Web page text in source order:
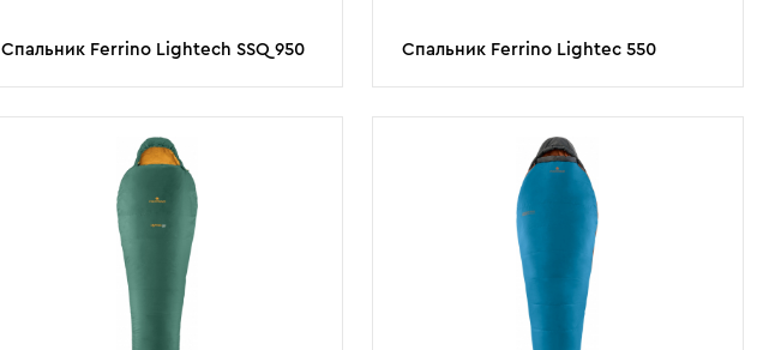
Спальник Ferrino Lightech SSQ 950 Спальник Ferrino Lightec 550